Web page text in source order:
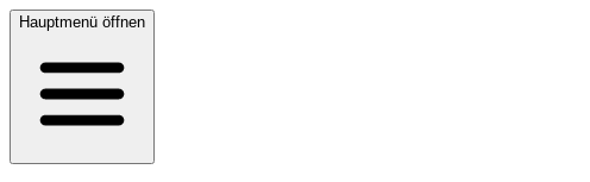
Hauptmenü öffnen